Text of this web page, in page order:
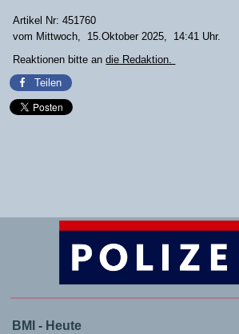
Artikel Nr: 451760
vom Mittwoch, 15.Oktober 2025, 14:41 Uhr.
Reaktionen bitte andie Redaktion.
Teilen
BMI - Heute